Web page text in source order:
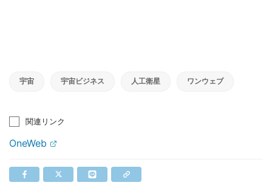
宇宙 宇宙ビジネス 人工衛星 ワンウェブ
関連リンク
OneWeb